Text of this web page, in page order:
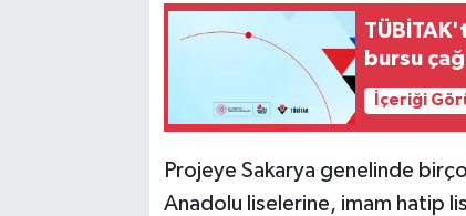
bursu
İçeriği
Projeye Sakarya genelinde
Anadolu liselerine, imam hatip